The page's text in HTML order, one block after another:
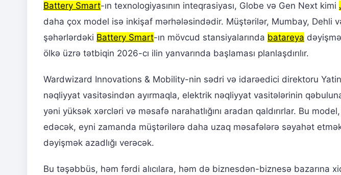
Battery Smart-ın texnologiyasının inteqrasiyası, Globe və Gen Next kimi
daha çox model isə inkişaf mərhələsindədir. Müştərilər, Mumbay, Dehli
şəhərlərdəki Battery Smart-ın mövcud stansiyalarında batareya
ölkə üzrə tətbiqin 2026-cı ilin yanvarında başlaması planlaşdırılır.
Wardwizard Innovations & Mobility-nin sədri və idarəedici direktoru
nəqliyyat vasitəsindən ayırmaqla, elektrik nəqliyyat vasitələrinin
yəni yüksək xərcləri və məsafə narahatlığını aradan qaldırırlar. Bu model,
edəcək, eyni zamanda müştərilərə daha uzaq məsafələrə səyahət
dəyişmək azadlığı verəcək.
Bu təşəbbüs, həm fərdi alıcılara, həm də biznesdən-biznesə bazarına